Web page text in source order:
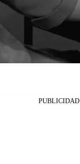
PUBLICIDAD